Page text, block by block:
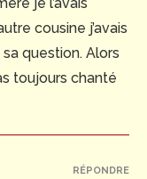
je l’avais
cousine j’avais
sa question. Alors
toujours chanté
RÉPONDRE